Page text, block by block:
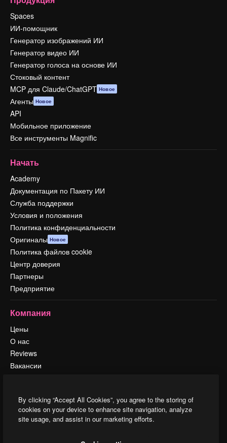
Spaces
ИИ-помощник
Генератор изображений ИИ
Генератор видео ИИ
Генератор голоса на основе ИИ
Стоковый контент
MCP для Claude/ChatGPT Новое
Агенты Новое
API
Мобильное приложение
Все инструменты Magnific
Начать
Academy
Документация по Пакету ИИ
Служба поддержки
Условия и положения
Политика конфиденциальности
Оригиналы Новое
Политика файлов cookie
Центр доверия
Партнеры
Предприятие
Компания
Цены
О нас
Reviews
Вакансии
События
Slidesgo
Продайте свой контент
By clicking “Accept All Cookies”, you agree to the storing of
cookies on your device to enhance site navigation, analyze
site usage, and assist in our marketing efforts.